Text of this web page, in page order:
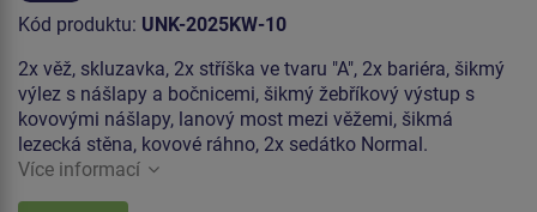
Kód produktu: UNK-2025KW-10
2x věž, skluzavka, 2x stříška ve tvaru "A", 2x bariéra, šikmý
výlez s nášlapy a bočnicemi, šikmý žebříkový výstup s
kovovými nášlapy, lanový most mezi věžemi, šikmá
lezecká stěna, kovové ráhno, 2x sedátko Normal.
Více informací